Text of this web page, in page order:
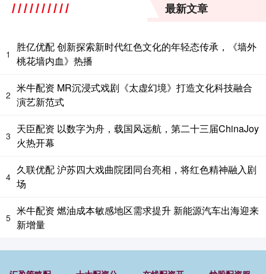
最新文章
1
胜亿优配 创新探索新时代红色文化的年轻态传承，《墙外
桃花墙内血》热播
2
米牛配资 MR沉浸式戏剧《太虚幻境》打造文化科技融合
演艺新范式
3
天臣配资 以数字为舟，载国风远航，第二十三届ChinaJoy
火热开幕
4
久联优配 沪苏四大戏曲院团同台亮相，将红色精神融入剧
场
5
米牛配资 燃油成本敏感地区需求提升 新能源汽车出海迎来
新增量